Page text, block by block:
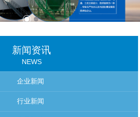
新闻资讯
NEWS
企业新闻
行业新闻